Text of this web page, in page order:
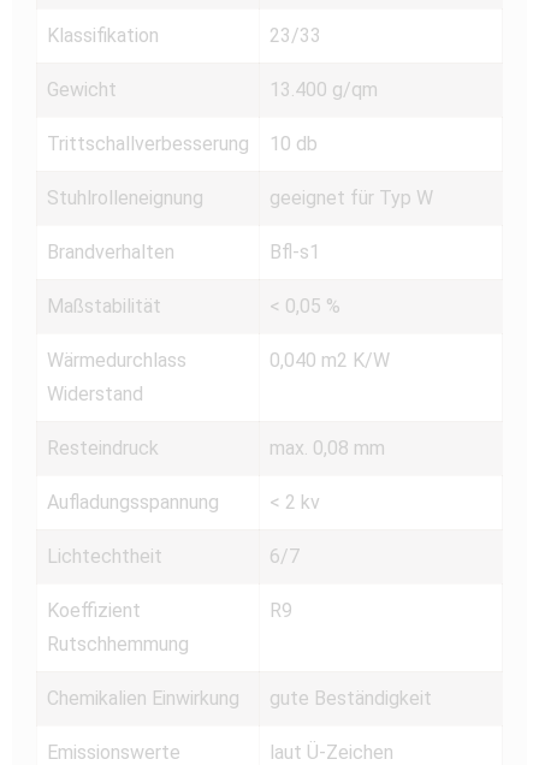
Klassifikation 23/33
Gewicht 13.400 g/qm
Trittschallverbesserung 10 db
Stuhlrolleneignung geeignet für Typ W
Brandverhalten Bfl-s1
Maßstabilität < 0,05 %
Wärmedurchlass
Widerstand
0,040 m2 K/W
Resteindruck max. 0,08 mm
Aufladungsspannung < 2 kv
Lichtechtheit 6/7
Koeffizient
Rutschhemmung
R9
Chemikalien Einwirkung gute Beständigkeit
Emissionswerte laut Ü-Zeichen